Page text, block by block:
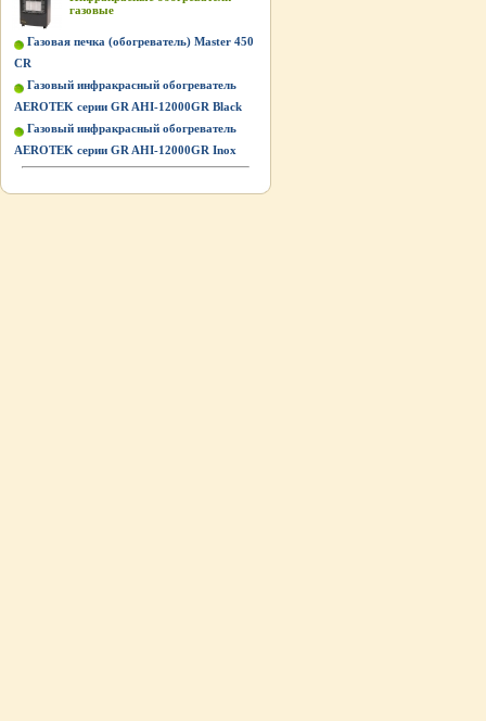
газовые
Газовая печка (обогреватель) Master 450
CR
Газовый инфракрасный обогреватель
AEROTEK серии GR AHI-12000GR Black
Газовый инфракрасный обогреватель
AEROTEK серии GR AHI-12000GR Inox